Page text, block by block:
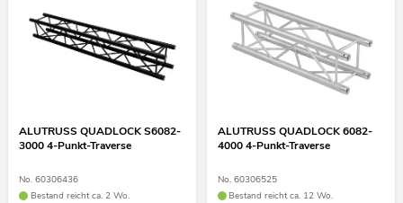
ALUTRUSS QUADLOCK S6082-
3000 4-Punkt-Traverse
No. 60306436
Bestand reicht ca. 2 Wo.
ALUTRUSS QUADLOCK 6082-
4000 4-Punkt-Traverse
No. 60306525
Bestand reicht ca. 12 Wo.